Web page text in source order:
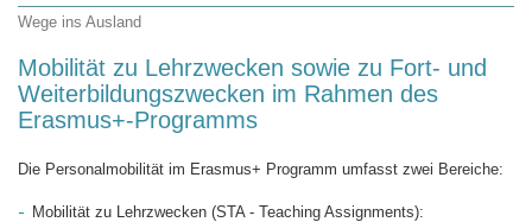
Wege ins Ausland
Mobilität zu Lehrzwecken sowie zu Fort- und
Weiterbildungszwecken im Rahmen des
Erasmus+-Programms
Die Personalmobilität im Erasmus+ Programm umfasst zwei Bereiche:
Mobilität zu Lehrzwecken (STA - Teaching Assignments):